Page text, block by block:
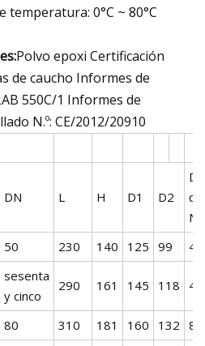
temperatura: 0°C ~ 80°C
Polvo epoxi Certificación
de caucho Informes de
550C/1 Informes de
N.º: CE/2012/20910
DN L H D1 D2
del
50 230 140 125 99 4-
sesenta
y cinco
290 161 145 118 4-
80 310 181 160 132 8-